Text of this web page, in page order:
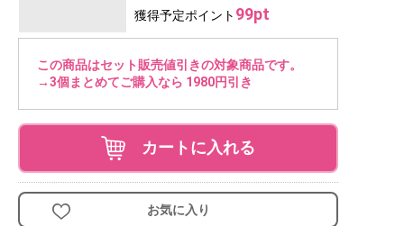
獲得予定ポイント 99pt
この商品はセット販売値引きの対象商品です。
→3個まとめてご購入なら 1980円引き
カートに入れる
お気に入り